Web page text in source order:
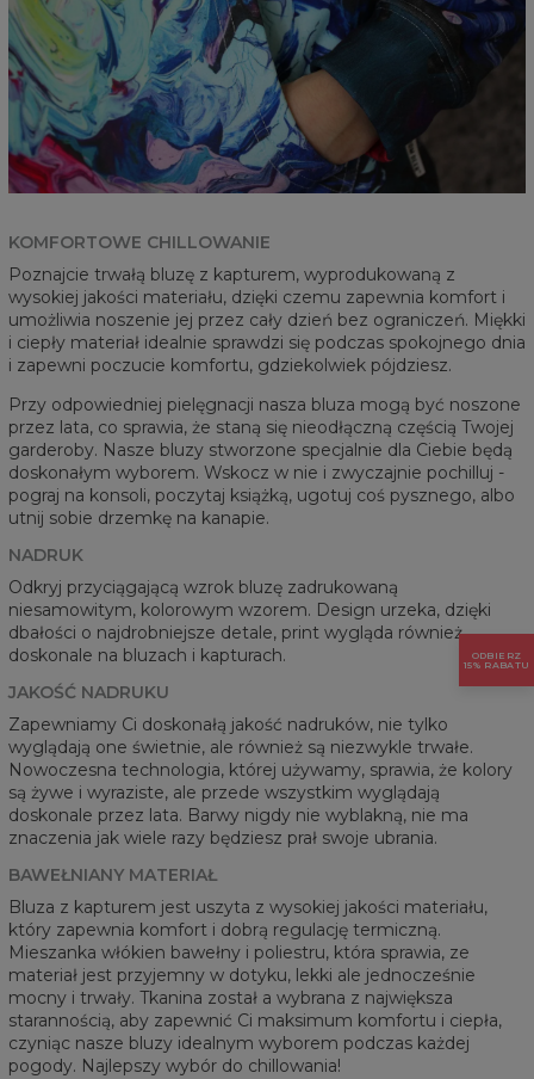
KOMFORTOWE CHILLOWANIE
Poznajcie trwałą bluzę z kapturem, wyprodukowaną z
wysokiej jakości materiału, dzięki czemu zapewnia komfort i
umożliwia noszenie jej przez cały dzień bez ograniczeń. Miękki
i ciepły materiał idealnie sprawdzi się podczas spokojnego dnia
i zapewni poczucie komfortu, gdziekolwiek pójdziesz.
Przy odpowiedniej pielęgnacji nasza bluza mogą być noszone
przez lata, co sprawia, że staną się nieodłączną częścią Twojej
garderoby. Nasze bluzy stworzone specjalnie dla Ciebie będą
doskonałym wyborem. Wskocz w nie i zwyczajnie pochilluj -
pograj na konsoli, poczytaj książką, ugotuj coś pysznego, albo
utnij sobie drzemkę na kanapie.
NADRUK
Odkryj przyciągającą wzrok bluzę zadrukowaną
niesamowitym, kolorowym wzorem. Design urzeka, dzięki
dbałości o najdrobniejsze detale, print wygląda również
doskonale na bluzach i kapturach.
JAKOŚĆ NADRUKU
Zapewniamy Ci doskonałą jakość nadruków, nie tylko
wyglądają one świetnie, ale również są niezwykle trwałe.
Nowoczesna technologia, której używamy, sprawia, że kolory
są żywe i wyraziste, ale przede wszystkim wyglądają
doskonale przez lata. Barwy nigdy nie wyblakną, nie ma
znaczenia jak wiele razy będziesz prał swoje ubrania.
BAWEŁNIANY MATERIAŁ
Bluza z kapturem jest uszyta z wysokiej jakości materiału,
który zapewnia komfort i dobrą regulację termiczną.
Mieszanka włókien bawełny i poliestru, która sprawia, ze
materiał jest przyjemny w dotyku, lekki ale jednocześnie
mocny i trwały. Tkanina został a wybrana z największa
starannością, aby zapewnić Ci maksimum komfortu i ciepła,
czyniąc nasze bluzy idealnym wyborem podczas każdej
pogody. Najlepszy wybór do chillowania!
ODBIERZ
15% RABATU